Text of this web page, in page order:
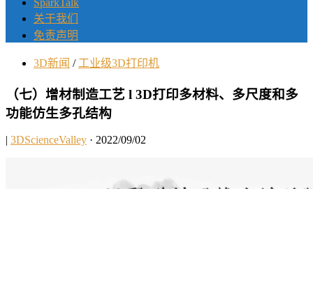
SparkTalk
关于我们
免责声明
3D新闻 / 工业级3D打印机
（七）增材制造工艺 l 3D打印多材料、多尺度和多
功能仿生多孔结构
| 3DScienceValley · 2022/09/02